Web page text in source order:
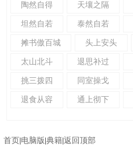
陶然自得 天壤之隔
坦然自若 泰然自若
摊书傲百城 头上安头
太山北斗 退思补过
挑三拨四 同室操戈
退食从容 通上彻下
首页|电脑版|典籍|返回顶部